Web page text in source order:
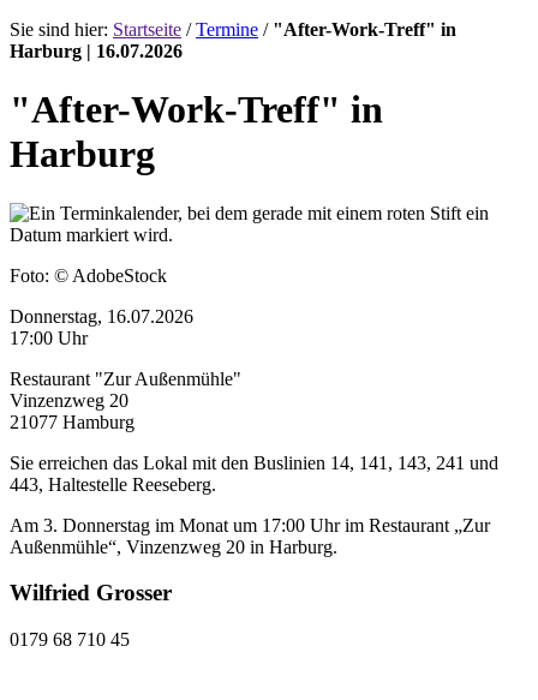
Sie sind hier: Startseite /Termine / "After-Work-Treff" in
Harburg | 16.07.2026
"After-Work-Treff" in
Harburg
Foto: © AdobeStock
Donnerstag, 16.07.2026
17:00 Uhr
Restaurant "Zur Außenmühle"
Vinzenzweg 20
21077 Hamburg
Sie erreichen das Lokal mit den Buslinien 14, 141, 143, 241 und
443, Haltestelle Reeseberg.
Am 3. Donnerstag im Monat um 17:00 Uhr im Restaurant „Zur
Außenmühle“, Vinzenzweg 20 in Harburg.
Wilfried Grosser
0179 68 710 45